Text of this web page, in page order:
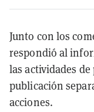
Junto con los
respondió al
las actividades
publicación
acciones.